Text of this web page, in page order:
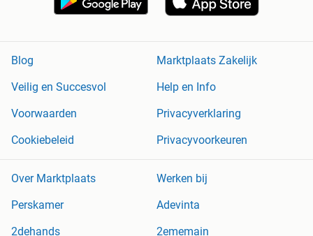
Blog
Marktplaats Zakelijk
Veilig en Succesvol
Help en Info
Voorwaarden
Privacyverklaring
Cookiebeleid
Privacyvoorkeuren
Over Marktplaats
Werken bij
Perskamer
Adevinta
2dehands
2ememain